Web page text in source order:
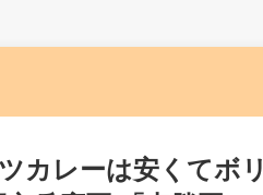
カレーは安くてボリ